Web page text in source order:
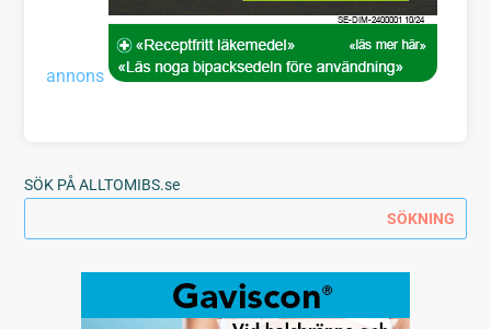
annons
SÖK PÅ ALLTOMIBS.se